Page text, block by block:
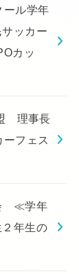
ル学年
ッカー
カッ
理事長
フェス
≪学年
年生の